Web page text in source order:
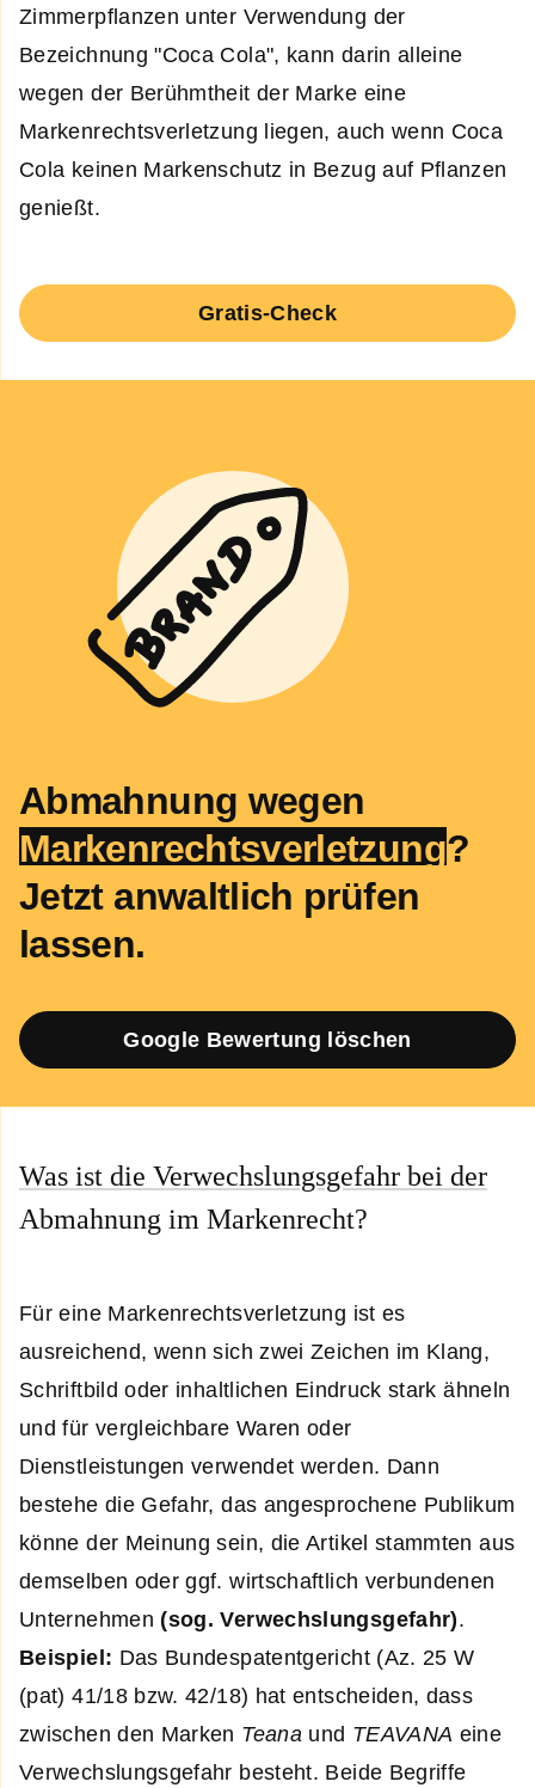
Zimmerpflanzen unter Verwendung der
Bezeichnung "Coca Cola", kann darin alleine
wegen der Berühmtheit der Marke eine
Markenrechtsverletzung liegen, auch wenn Coca
Cola keinen Markenschutz in Bezug auf Pflanzen
genießt.
Gratis-Check
Abmahnung wegen
Markenrechts­verletzung?
Jetzt anwaltlich prüfen
lassen.
Google Bewertung löschen
Was ist die Verwechslungsgefahr bei der
Abmahnung im Markenrecht?
Für eine Markenrechtsverletzung ist es
ausreichend, wenn sich zwei Zeichen im Klang,
Schriftbild oder inhaltlichen Eindruck stark ähneln
und für vergleichbare Waren oder
Dienstleistungen verwendet werden. Dann
bestehe die Gefahr, das angesprochene Publikum
könne der Meinung sein, die Artikel stammten aus
demselben oder ggf. wirtschaftlich verbundenen
Unternehmen (sog. Verwechslungsgefahr).
Beispiel: Das Bundespatentgericht (Az. 25 W
(pat) 41/18 bzw. 42/18) hat entscheiden, dass
zwischen den Marken Teana und TEAVANA eine
Verwechslungsgefahr besteht. Beide Begriffe